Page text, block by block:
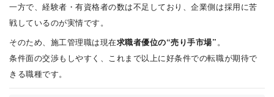
一方で、経験者・有資格者の数は不足しており、企業側は採用に苦
戦しているのが実情です。
そのため、施工管理職は現在求職者優位の“売り手市場”。
条件面の交渉もしやすく、これまで以上に好条件での転職が期待で
きる職種です。